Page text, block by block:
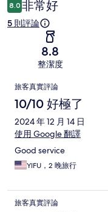
8.0 非常好
5 則評論
8.8
整潔度
評
論
旅客真實評論
10/10 好極了
2024 年 12 月 14 日
使用 Google 翻譯
Good service
YIFU，2 晚旅行
旅客真實評論